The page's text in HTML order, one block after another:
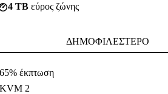
4 TB εύρος ζώνης
ΔΗΜΟΦΙΛΈΣΤΕΡΟ
65% έκπτωση
KVM 2